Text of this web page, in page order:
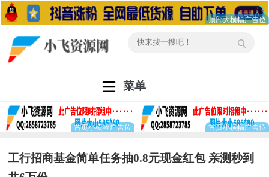
菜单
工行招商基金简单任务抽0.8元现金红包 亲测秒到